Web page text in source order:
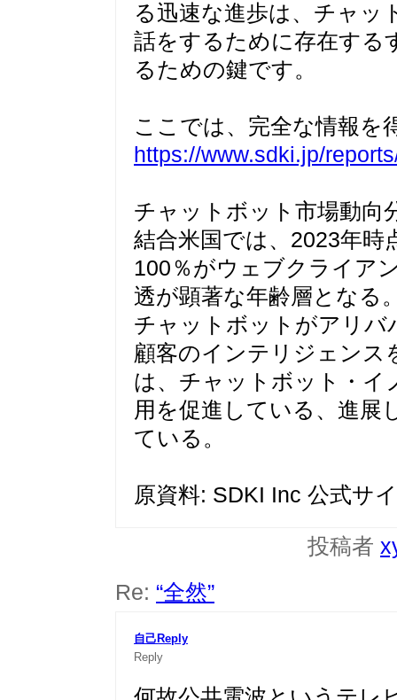
る迅速な進歩は、チャッ
話をするために存在する
るための鍵です。
ここでは、完全な情報を
https://www.sdki.jp/
チャットボット市場動向
結合米国では、2023年時
100％がウェブクライア
透が顕著な年齢層となる
チャットボットがアリバ
顧客のインテリジェンス
は、チャットボット・イ
用を促進している、進展
ている。
原資料: SDKI Inc 公式サ
投稿者
Re: “全然”
自己Reply
Reply